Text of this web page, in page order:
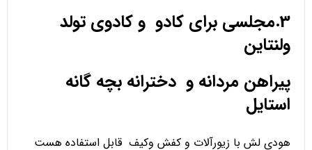
3.مجلسی برای کادو و کادوی تولد
ولنتاین
پیراهن مردانه و دخترانه بچه گانه
استایل
هودی لش با زیورآلات و کفش وکیف قابل استفاده هست